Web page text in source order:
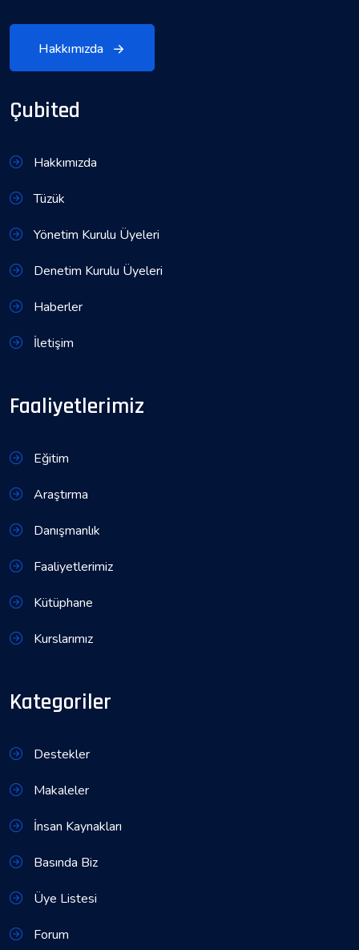
Hakkımızda
Çubited
Hakkımızda
Tüzük
Yönetim Kurulu Üyeleri
Denetim Kurulu Üyeleri
Haberler
İletişim
Faaliyetlerimiz
Eğitim
Araştırma
Danışmanlık
Faaliyetlerimiz
Kütüphane
Kurslarımız
Kategoriler
Destekler
Makaleler
İnsan Kaynakları
Basında Biz
Üye Listesi
Forum